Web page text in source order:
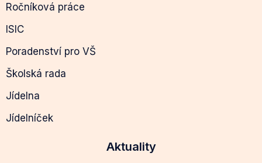
Ročníková práce
ISIC
Poradenství pro VŠ
Školská rada
Jídelna
Jídelníček
Aktuality